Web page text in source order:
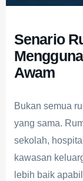
Senario
Awam
Bukan semua
yang sama.
sekolah,
kawasan
lebih baik